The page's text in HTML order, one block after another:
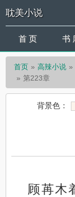
耽美小说
首 页 书
首页 高辣小说
第223章
背景色：
顾苒木